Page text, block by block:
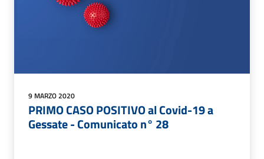
9 MARZO 2020
PRIMO CASO POSITIVO al Covid-19 a
Gessate - Comunicato n° 28